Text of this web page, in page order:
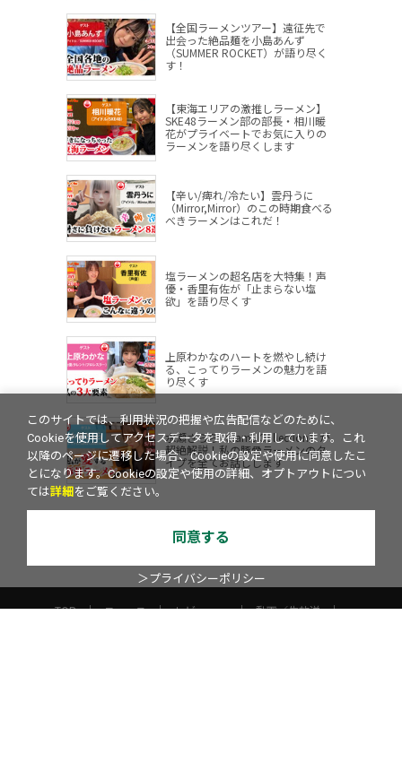
【全国ラーメンツアー】遠征先で
出会った絶品麺を小島あんず
（SUMMER ROCKET）が語り尽く
す！
【東海エリアの激推しラーメン】
SKE48ラーメン部の部長・相川暖
花がプライベートでお気に入りの
ラーメンを語り尽くします
【辛い/痺れ/冷たい】雲丹うに
（Mirror,Mirror）のこの時期食べる
べきラーメンはこれだ！
塩ラーメンの超名店を大特集！声
優・香里有佐が「止まらない塩
欲」を語り尽くす
上原わかなのハートを燃やし続け
る、こってりラーメンの魅力を語
り尽くす
水瀬さらら（Jams Collection）が
超絶解説！私の豚骨ラーメンのタ
イプを全てお話しします
TOP ニュース レビュー 動画／生放送
このサイトでは、利用状況の把握や広告配信などのために、
Cookieを使用してアクセスデータを取得・利用しています。これ
以降のページに遷移した場合、Cookieの設定や使用に同意したこ
とになります。Cookieの設定や使用の詳細、オプトアウトについ
ては詳細 をご覧ください。
同意する
＞プライバシーポリシー